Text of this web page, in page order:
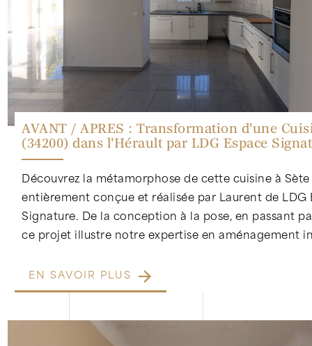
AVANT / APRES : Transformation d'une
(34200) dans l'Hérault par LDG Espace
Découvrez la métamorphose de cette cuisine à
entièrement conçue et réalisée par Laurent de LDG
Signature. De la conception à la pose, en passant
ce projet illustre notre expertise en aménagement
EN SAVOIR PLUS